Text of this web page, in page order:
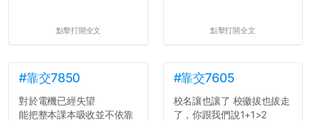
點擊打開全文 點擊打開全文
#靠交7850
對於電機已經失望
能把整本課本吸收並不依靠
#靠交7605
校名讓也讓了 校徽拔也拔走
了，你跟我們說1+1>2